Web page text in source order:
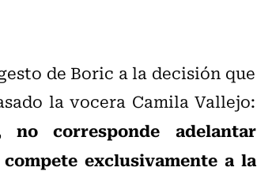
de Boric a la decisión que
la vocera Camila Vallejo:
corresponde adelantar
exclusivamente a la